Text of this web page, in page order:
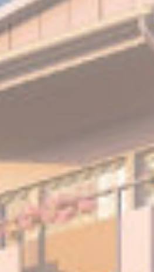
ETT ENGAGERAT
Vi bygger
hyresgäster